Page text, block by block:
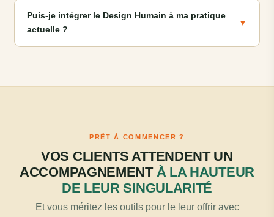
Puis-je intégrer le Design Humain à ma pratique
actuelle ?
▼
PRÊT À COMMENCER ?
VOS CLIENTS ATTENDENT UN
ACCOMPAGNEMENT À LA HAUTEUR
DE LEUR SINGULARITÉ
Et vous méritez les outils pour le leur offrir avec